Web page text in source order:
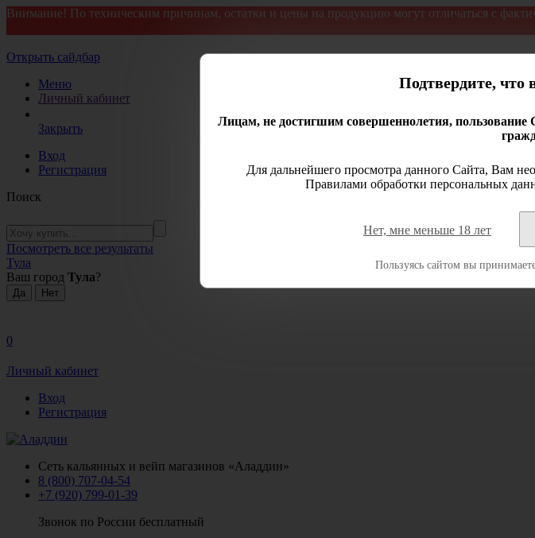
Внимание! По техническим причинам, остатки и цены на продукцию могут отличаться с
Открыть сайдбар
Меню
Личный кабинет
Закрыть
Вход
Регистрация
Поиск
Посмотреть все результаты
Тула
Ваш город Тула?
0
Личный кабинет
Вход
Регистрация
Сеть кальянных и вейп магазинов «Аладдин»
8 (800) 707-04-54
+7 (920) 799-01-39
Звонок по России бесплатный
Подтвердите, что
Лицам, не достигшим совершеннолетия,
Для дальнейшего просмотра данного Сайта, Вам
Правилами обработки персональных
Нет, мне меньше 18 лет
Пользуясь сайтом вы